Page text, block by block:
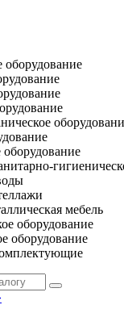
оборудование
мебель
оборудование
оборудование